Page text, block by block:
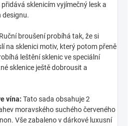
sklenicím vyjímečný lesk a
designu.
Ruční broušení probíhá tak, že si
na sklenici motiv, který potom přeně
leštění sklenic ve speciální
sklenice ještě dobrousit a
vína: Tato sada obsahuje 2
moravského suchého červeného
Vše zabaleno v dárkové luxusní